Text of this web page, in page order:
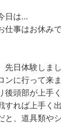
日は…
仕事はお休み
先日体験しま
ンに行って来
後頭部が上手
すれば上手く
と、道具類や